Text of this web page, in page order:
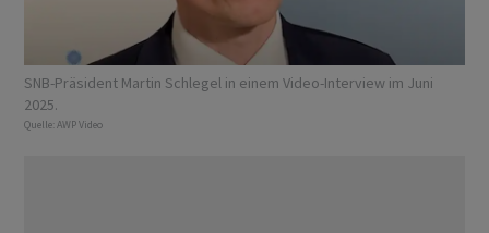
SNB-Präsident Martin Schlegel in einem Video-Interview im Juni
2025.
Quelle: AWP Video